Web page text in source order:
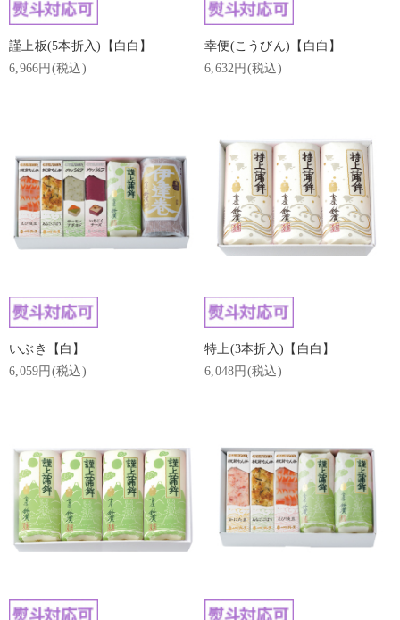
謹上板(5本折入)【白白】
6,966円(税込)
幸便(こうびん)【白白】
6,632円(税込)
いぶき【白】
6,059円(税込)
特上(3本折入)【白白】
6,048円(税込)